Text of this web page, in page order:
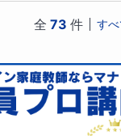
圏内の判定を取
均点以下の私とし
ますので、よろし
全 73 件 す